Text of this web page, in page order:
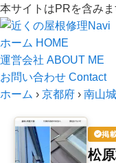
本サイトはPRを含み
ホーム HOME
運営会社 ABOUT ME
お問い合わせ Contact
ホーム › 京都府 › 南山
掲
松